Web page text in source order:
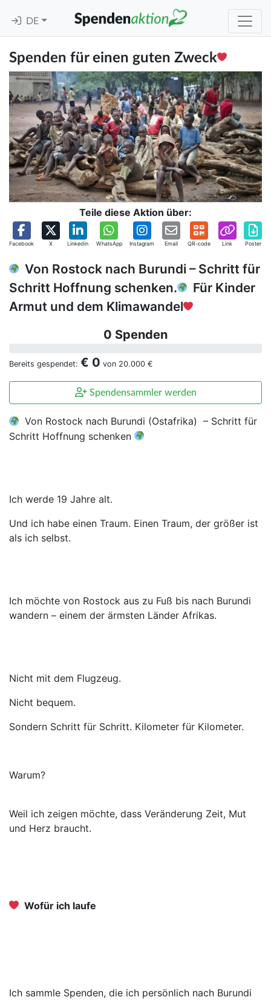
DE
Spenden für einen guten Zweck
Teile diese Aktion über:
Facebook X Linkedin WhatsApp Instagram Email QR-code Link Poster
Von Rostock nach Burundi – Schritt für
Schritt Hoffnung schenken.
Für Kinder
Armut und dem Klimawandel
0 Spenden
Bereits gespendet: € 0 von 20.000 €
Spendensammler werden
Von Rostock nach Burundi (Ostafrika) – Schritt für
Schritt Hoffnung schenken
Ich werde 19 Jahre alt.
Und ich habe einen Traum. Einen Traum, der größer ist
als ich selbst.
Ich möchte von Rostock aus zu Fuß bis nach Burundi
wandern – einem der ärmsten Länder Afrikas.
Nicht mit dem Flugzeug.
Nicht bequem.
Sondern Schritt für Schritt. Kilometer für Kilometer.
Warum?
Weil ich zeigen möchte, dass Veränderung Zeit, Mut
und Herz braucht.
Wofür ich laufe
Ich sammle Spenden, die ich persönlich nach Burundi